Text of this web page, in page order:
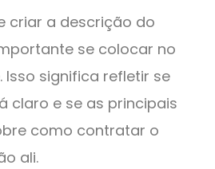
criar a descrição do
se colocar no
Isso significa refletir se
claro e se as principais
como contratar o
ali.